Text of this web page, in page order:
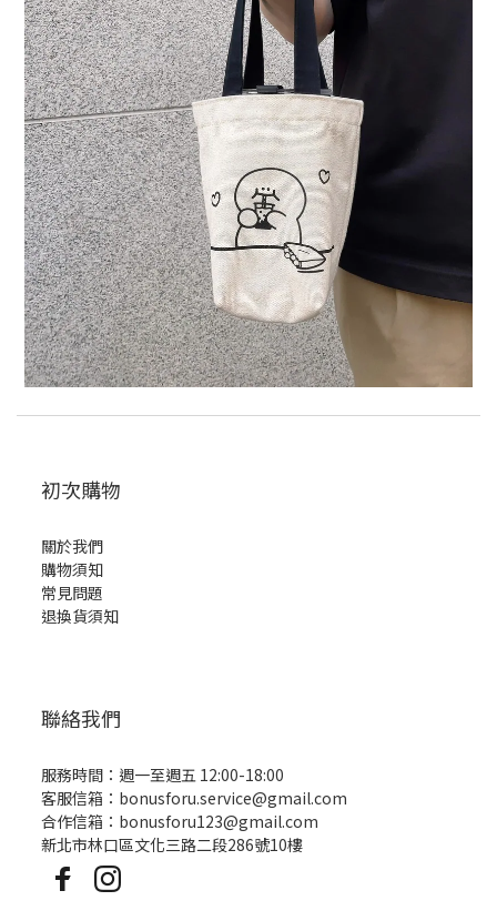
初次購物
關於我們
購物須知
常見問題
退換貨須知
聯絡我們
服務時間：週一至週五 12:00-18:00
客服信箱：bonusforu.service@gmail.com
合作信箱：bonusforu123@gmail.com
新北市林口區文化三路二段286號10樓